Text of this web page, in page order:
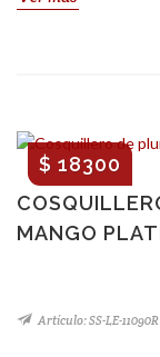
MANGO
$ 18300
Artículo: SS-LE-11090R